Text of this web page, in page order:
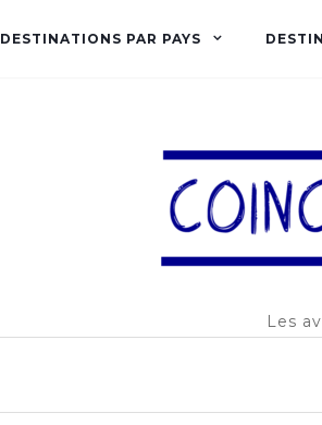
DESTINATIONS PAR PAYS
Les